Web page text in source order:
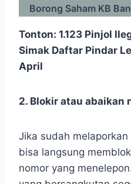
Borong Saham KB
Tonton: 1.123 Pinjol
Simak Daftar Pindar
April
2. Blokir atau abaikan
Jika sudah
bisa langsung
nomor yang